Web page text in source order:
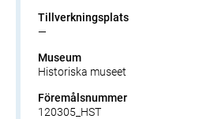
Tillverkningsplats
—
Museum
Historiska museet
Föremålsnummer
120305_HST